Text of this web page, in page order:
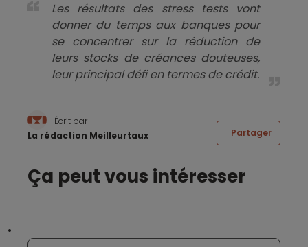
Les résultats des stress tests vont
donner du temps aux banques pour
se concentrer sur la réduction de
leurs stocks de créances douteuses,
leur principal défi en termes de crédit.
Écrit par
La rédaction Meilleurtaux
Partager
Ça peut vous intéresser